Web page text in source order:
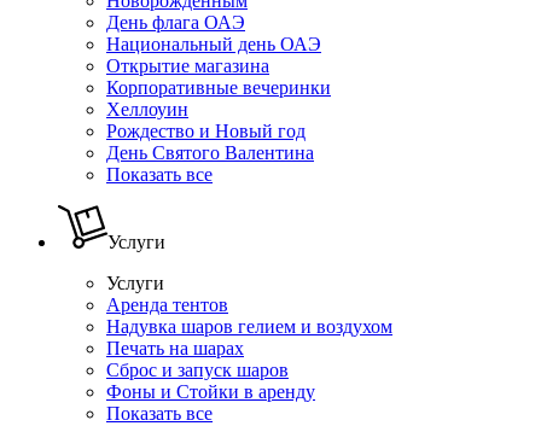
День флага ОАЭ
Национальный день ОАЭ
Открытие магазина
Корпоративные вечеринки
Хеллоуин
Рождество и Новый год
День Святого Валентина
Показать все
Услуги
Услуги
Аренда тентов
Надувка шаров гелием и воздухом
Печать на шарах
Сброс и запуск шаров
Фоны и Стойки в аренду
Показать все